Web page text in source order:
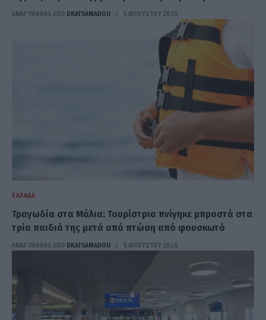
ΑΝΑΡΤΗΘΗΚΕ ΑΠΟ DKATSAMADOU 5 ΑΥΓΟΎΣΤΟΥ 2026
ΕΛΛΆΔΑ
Τραγωδία στα Μάλια: Τουρίστρια πνίγηκε μπροστά στα
τρία παιδιά της μετά από πτώση από φουσκωτό
ΑΝΑΡΤΗΘΗΚΕ ΑΠΟ DKATSAMADOU 5 ΑΥΓΟΎΣΤΟΥ 2026